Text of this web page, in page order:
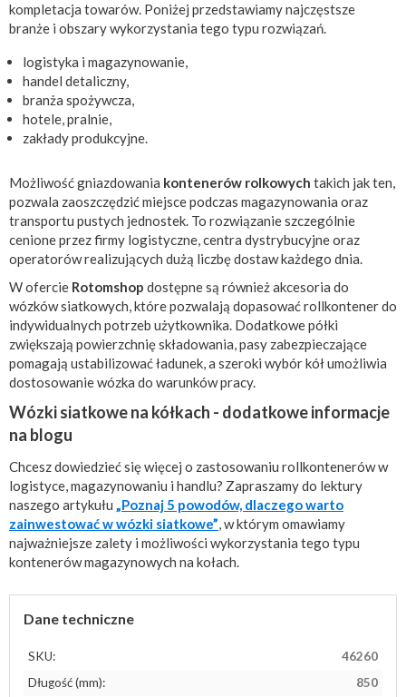
kompletacja towarów. Poniżej przedstawiamy najczęstsze
branże i obszary wykorzystania tego typu rozwiązań.
logistyka i magazynowanie,
handel detaliczny,
branża spożywcza,
hotele, pralnie,
zakłady produkcyjne.
Możliwość gniazdowania kontenerów rolkowych takich jak ten,
pozwala zaoszczędzić miejsce podczas magazynowania oraz
transportu pustych jednostek. To rozwiązanie szczególnie
cenione przez firmy logistyczne, centra dystrybucyjne oraz
operatorów realizujących dużą liczbę dostaw każdego dnia.
W ofercie Rotomshop dostępne są również akcesoria do
wózków siatkowych, które pozwalają dopasować rollkontener do
indywidualnych potrzeb użytkownika. Dodatkowe półki
zwiększają powierzchnię składowania, pasy zabezpieczające
pomagają ustabilizować ładunek, a szeroki wybór kół umożliwia
dostosowanie wózka do warunków pracy.
Wózki siatkowe na kółkach - dodatkowe informacje
na blogu
Chcesz dowiedzieć się więcej o zastosowaniu rollkontenerów w
logistyce, magazynowaniu i handlu? Zapraszamy do lektury
naszego artykułu „Poznaj 5 powodów, dlaczego warto
zainwestować w wózki siatkowe”, w którym omawiamy
najważniejsze zalety i możliwości wykorzystania tego typu
kontenerów magazynowych na kołach.
Dane techniczne
SKU:
46260
Długość (mm):
850